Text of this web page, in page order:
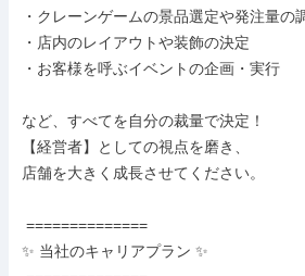
・クレーンゲームの景品選定や発注量の
・店内のレイアウトや装飾の決定
・お客様を呼ぶイベントの企画・実行
など、すべてを自分の裁量で決定！
【経営者】としての視点を磨き、
店舗を大きく成長させてください。
✨ 当社のキャリアプラン ✨